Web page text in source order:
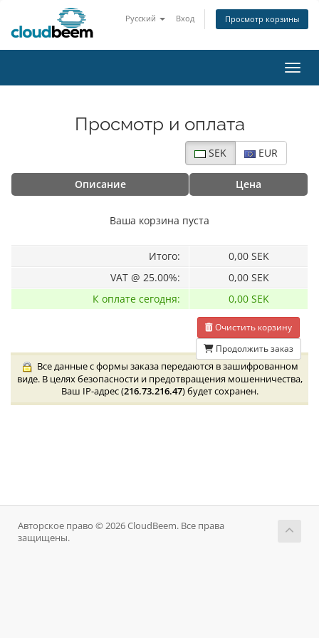
Русский Вход Просмотр корзины
Просмотр и оплата
SEK EUR
Описание Цена
Ваша корзина пуста
Итого:
0,00 SEK
VAT @ 25.00%:
0,00 SEK
К оплате сегодня:
0,00 SEK
Очистить корзину
Продолжить заказ
Все данные с формы заказа передаются в зашифрованном
виде. В целях безопасности и предотвращения мошенничества,
Ваш IP-адрес (216.73.216.47) будет сохранен.
Авторское право © 2026 CloudBeem. Все права
защищены.